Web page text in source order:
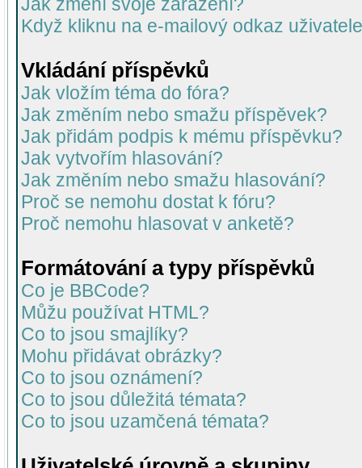
Když kliknu na e-mailový odkaz
Vkládání příspěvků
Jak vložím téma do fóra?
Jak změním nebo smažu příspěvek?
Jak přidám podpis k mému příspěvku?
Jak vytvořím hlasování?
Jak změním nebo smažu hlasování?
Proč se nemohu dostat k fóru?
Proč nemohu hlasovat v anketě?
Formátování a typy příspěvků
Co je BBCode?
Můžu používat HTML?
Co to jsou smajlíky?
Mohu přidávat obrázky?
Co to jsou oznámení?
Co to jsou důležitá témata?
Co to jsou uzamčená témata?